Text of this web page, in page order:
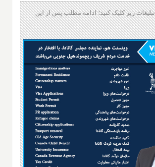
زیر کلیک کنید؛ ادامه مطلب پس از این